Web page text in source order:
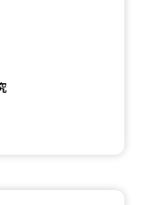
学問検索